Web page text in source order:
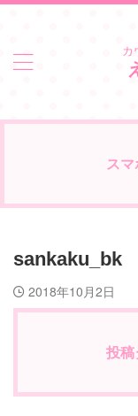
カ
ス
sankaku_bk
2018年10月2日
投稿